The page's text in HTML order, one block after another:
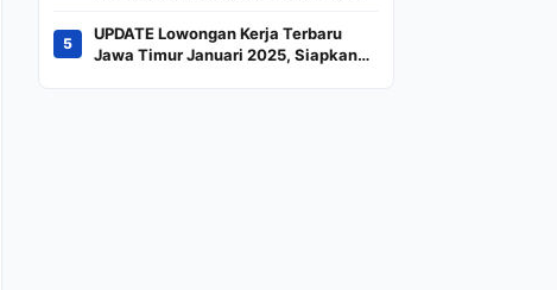
Kilogram
5
UPDATE Lowongan Kerja Terbaru
Jawa Timur Januari 2025, Siapkan